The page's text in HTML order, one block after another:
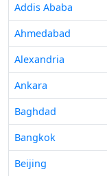
Addis Ababa
Ahmedabad
Alexandria
Ankara
Baghdad
Bangkok
Beijing